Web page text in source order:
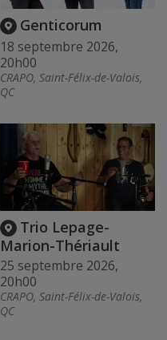
Genticorum
18 septembre 2026,
20h00
CRAPO, Saint-Félix-de-Valois,
QC
Trio Lepage-
Marion-Thériault
25 septembre 2026,
20h00
CRAPO, Saint-Félix-de-Valois,
QC